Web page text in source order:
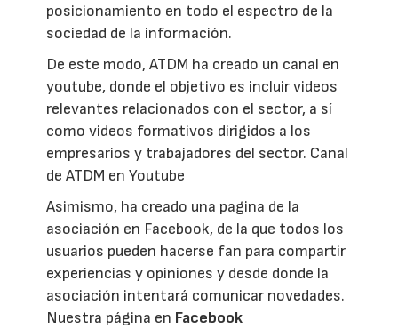
posicionamiento en todo el espectro de la
sociedad de la información.
De este modo, ATDM ha creado un canal en
youtube, donde el objetivo es incluir videos
relevantes relacionados con el sector, a sí
como videos formativos dirigidos a los
empresarios y trabajadores del sector. Canal
de ATDM en Youtube
Asimismo, ha creado una pagina de la
asociación en Facebook, de la que todos los
usuarios pueden hacerse fan para compartir
experiencias y opiniones y desde donde la
asociación intentará comunicar novedades.
Nuestra página en Facebook